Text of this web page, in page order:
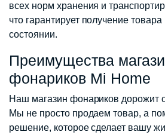
всех норм хранения и
что гарантирует получение
состоянии.
Преимущества
фонариков Mi Home
Наш магазин фонариков дорожит
Мы не просто продаем товар, а
решение, которое сделает вашу